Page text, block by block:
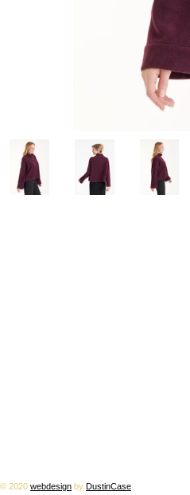
© 2020 webdesign by DustinCase